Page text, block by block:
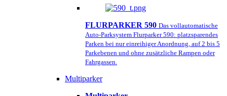
FLURPARKER 590 Das vollautomatische
Auto-Parksystem Flurparker 590: platzsparendes
Parken bei nur einreihiger Anordnung, auf 2 bis 5
Parkebenen und ohne zusätzliche Rampen oder
Fahrgassen.
Multiparker